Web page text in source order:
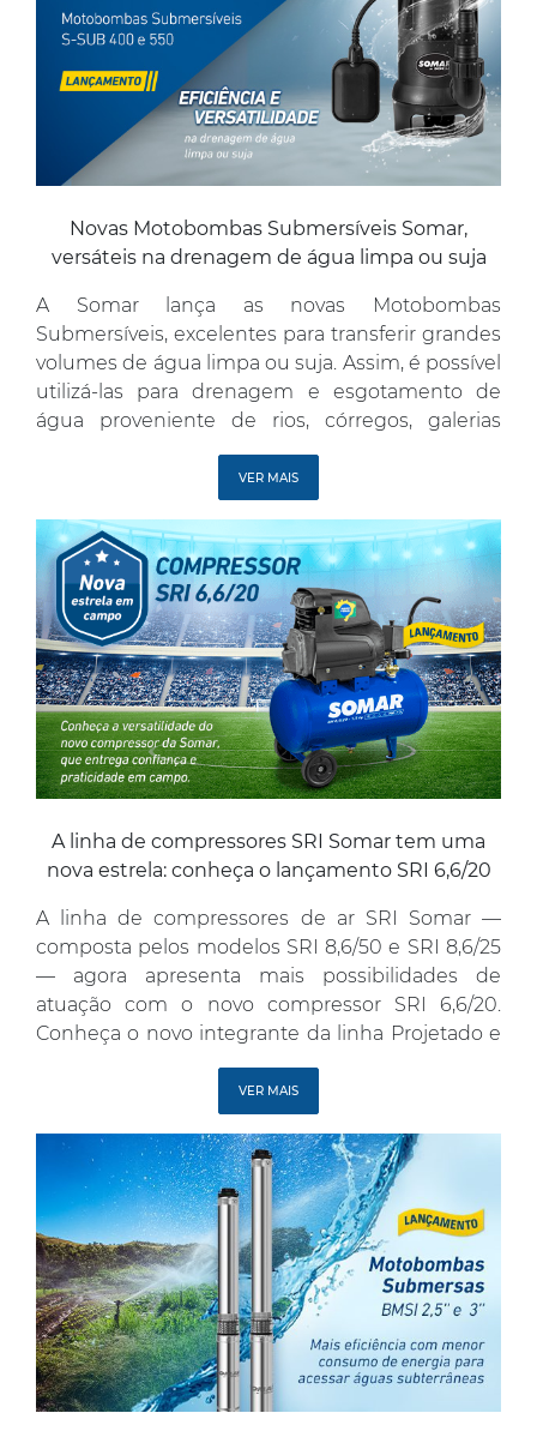
Novas Motobombas Submersíveis Somar,
versáteis na drenagem de água limpa ou suja
A Somar lança as novas Motobombas
Submersíveis, excelentes para transferir grandes
volumes de água limpa ou suja. Assim, é possível
utilizá-las para drenagem e esgotamento de
água proveniente de rios, córregos, galerias
pluviais e processos industriais, pois permitem a
passagem de sujidades com diâmetro de até 28
mm. Prontas para uso, as Motobombas
Submersíveis S-SUB […]
VER MAIS
A linha de compressores SRI Somar tem uma
nova estrela: conheça o lançamento SRI 6,6/20
A linha de compressores de ar SRI Somar —
composta pelos modelos SRI 8,6/50 e SRI 8,6/25
— agora apresenta mais possibilidades de
atuação com o novo compressor SRI 6,6/20.
Conheça o novo integrante da linha Projetado e
fabricado no Brasil, o SRI 6,6/20 se destaca por
sua versatilidade nas atividades profissionais.
VER MAIS